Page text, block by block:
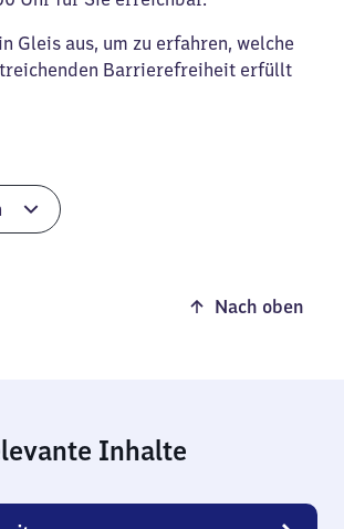
Gleis aus, um zu erfahren, welche
Barrierefreiheit erfüllt
Nach oben
Inhalte